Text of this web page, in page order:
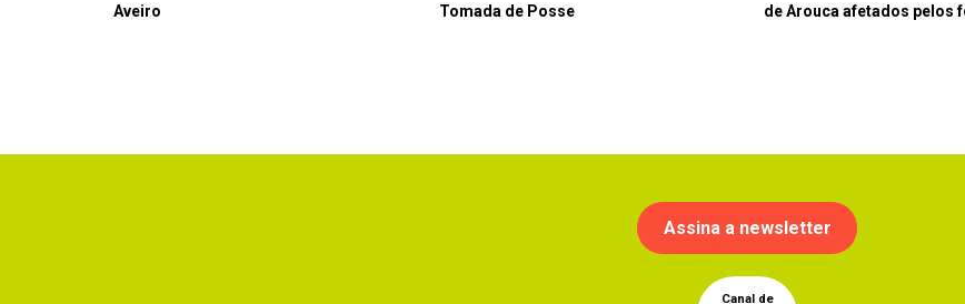
Aveiro
Tomada de Posse
de Arouca afetados pelos
Assina a newsletter
Canal de